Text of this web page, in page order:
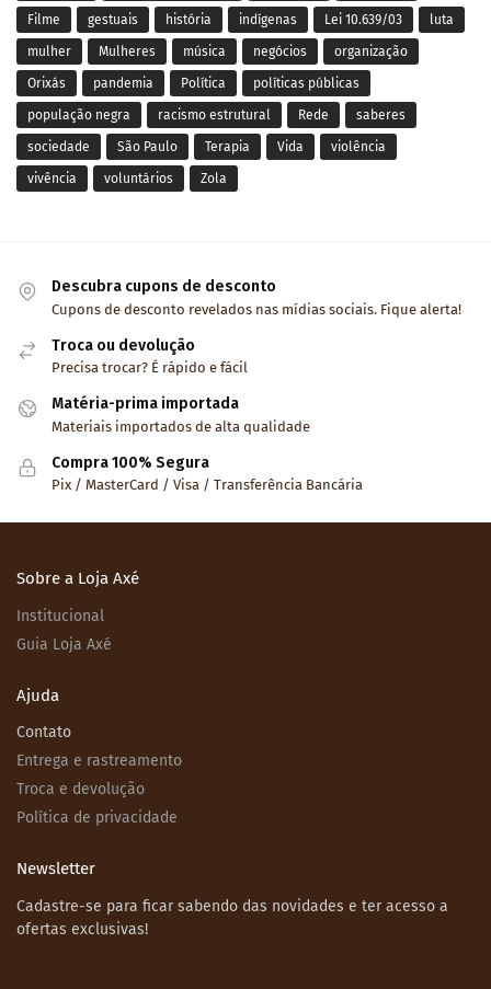
Filme gestuais história indígenas Lei 10.639/03 luta
mulher Mulheres música negócios organização
Orixás pandemia Política políticas públicas
população negra racismo estrutural Rede saberes
sociedade São Paulo Terapia Vida violência
vivência voluntários Zola
Descubra cupons de desconto
Cupons de desconto revelados nas mídias sociais. Fique alerta!
Troca ou devolução
Precisa trocar? É rápido e fácil
Matéria-prima importada
Materiais importados de alta qualidade
Compra 100% Segura
Pix / MasterCard / Visa / Transferência Bancária
Sobre a Loja Axé
Institucional
Guia Loja Axé
Ajuda
Contato
Entrega e rastreamento
Troca e devolução
Política de privacidade
Newsletter
Cadastre-se para ficar sabendo das novidades e ter acesso a
ofertas exclusivas!